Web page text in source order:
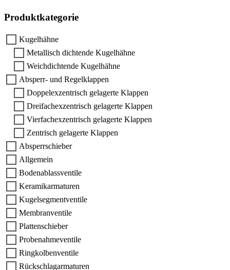
Produktkategorie
Kugelhähne
Metallisch dichtende Kugelhähne
Weichdichtende Kugelhähne
Absperr- und Regelklappen
Doppelexzentrisch gelagerte Klappen
Dreifachexzentrisch gelagerte Klappen
Vierfachexzentrisch gelagerte Klappen
Zentrisch gelagerte Klappen
Absperrschieber
Allgemein
Bodenablassventile
Keramikarmaturen
Kugelsegmentventile
Membranventile
Plattenschieber
Probenahmeventile
Ringkolbenventile
Rückschlagarmaturen